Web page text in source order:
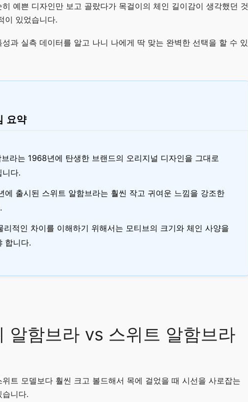
예쁜 디자인만 보고 골랐다가 목걸이의 체인 길이감이 생각했던 것
이 있었습니다.
과 실측 데이터를 알고 나니 나에게 딱 맞는 완벽한 선택을 할 수 있
요약
라는 1968년에 탄생한 브랜드의 오리지널 디자인을 그대로
다.
에 출시된 스위트 알함브라는 훨씬 작고 귀여운 느낌을 강조한
리적인 차이를 이해하기 위해서는 모티브의 크기와 체인 사양을
합니다.
알함브라 vs 스위트 알함브라
트 모델보다 훨씬 크고 볼드해서 목에 걸었을 때 시선을 사로잡는
니다.